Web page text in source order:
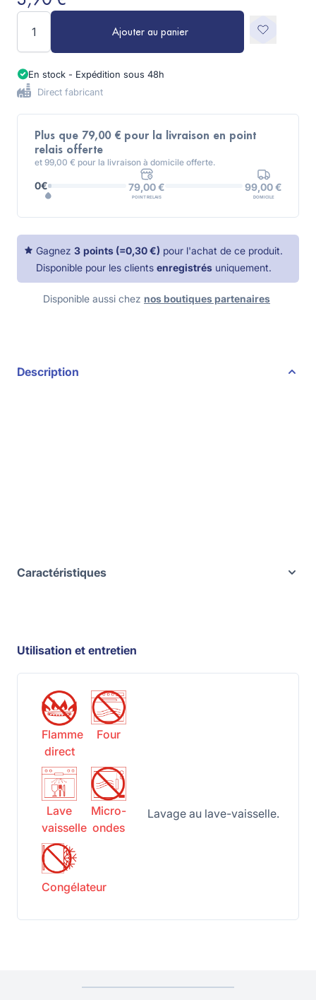
Ajouter au panier
En stock - Expédition sous 48h
Direct fabricant
Plus que 79,00 € pour la livraison en point
relais offerte
et 99,00 € pour la livraison à domicile offerte.
0€ 79,00 €
POINT RELAIS
99,00 €
DOMICILE
Gagnez 3 points (=0,30 €) pour l'achat de ce produit.
Disponible pour les clients enregistrés uniquement.
Disponible aussi chez nos boutiques partenaires
Description
Caractéristiques
Utilisation et entretien
Flamme
direct
Four
Lave
vaisselle
Micro-
ondes
Congélateur
Lavage au lave-vaisselle.